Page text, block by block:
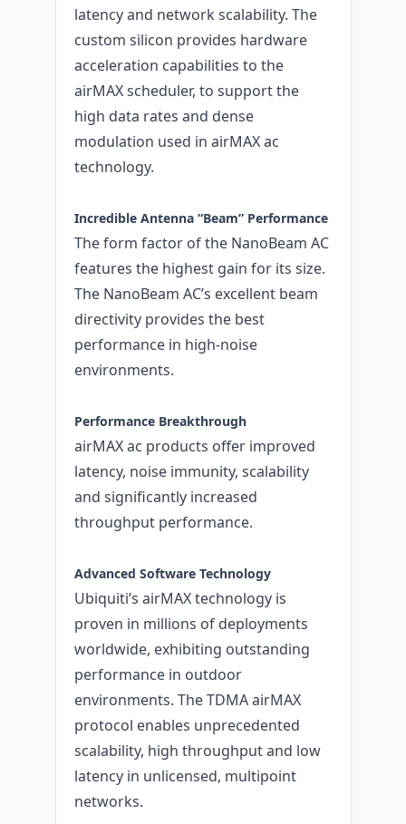
latency and network scalability. The
custom silicon provides hardware
acceleration capabilities to the
airMAX scheduler, to support the
high data rates and dense
modulation used in airMAX ac
technology.
Incredible Antenna “Beam” Performance
The form factor of the NanoBeam AC
features the highest gain for its size.
The NanoBeam AC’s excellent beam
directivity provides the best
performance in high-noise
environments.
Performance Breakthrough
airMAX ac products offer improved
latency, noise immunity, scalability
and significantly increased
throughput performance.
Advanced Software Technology
Ubiquiti’s airMAX technology is
proven in millions of deployments
worldwide, exhibiting outstanding
performance in outdoor
environments. The TDMA airMAX
protocol enables unprecedented
scalability, high throughput and low
latency in unlicensed, multipoint
networks.